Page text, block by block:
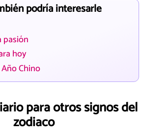
podría interesarle
pasión
hoy
Chino
para otros signos del
zodiaco